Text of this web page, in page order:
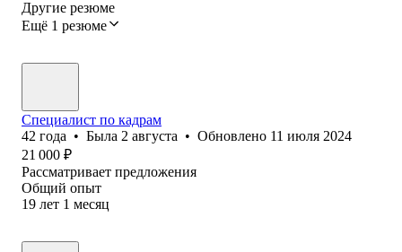
Другие резюме
Ещё 1 резюме
Специалист по кадрам
42 года • Была 2 августа • Обновлено 11 июля 2024
21 000 ₽
Рассматривает предложения
Общий опыт
19 лет 1 месяц